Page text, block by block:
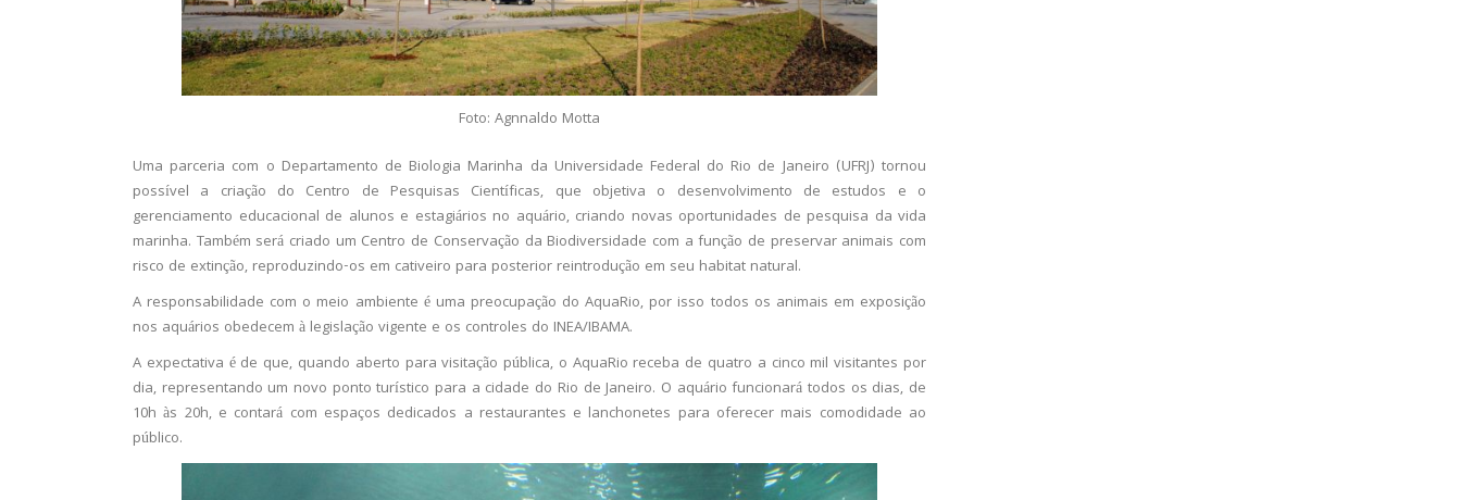
Foto: Agnnaldo Motta
Uma parceria com o Departamento de Biologia Marinha da Universidade Federal do Rio de Janeiro (UFRJ) tornou
possível a criação do Centro de Pesquisas Científicas, que objetiva o desenvolvimento de estudos e o
gerenciamento educacional de alunos e estagiários no aquário, criando novas oportunidades de pesquisa da vida
marinha. Também será criado um Centro de Conservação da Biodiversidade com a função de preservar animais com
risco de extinção, reproduzindo-os em cativeiro para posterior reintrodução em seu habitat natural.
A responsabilidade com o meio ambiente é uma preocupação do AquaRio, por isso todos os animais em exposição
nos aquários obedecem à legislação vigente e os controles do INEA/IBAMA.
A expectativa é de que, quando aberto para visitação pública, o AquaRio receba de quatro a cinco mil visitantes por
dia, representando um novo ponto turístico para a cidade do Rio de Janeiro. O aquário funcionará todos os dias, de
10h às 20h, e contará com espaços dedicados a restaurantes e lanchonetes para oferecer mais comodidade ao
público.